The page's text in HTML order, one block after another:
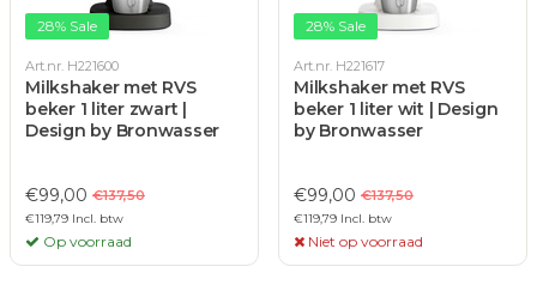
28% Sale
Art.nr. H221600
Milkshaker met RVS
beker 1 liter zwart |
Design by Bronwasser
€99,00 €137,50
€119,79 Incl. btw
Op voorraad
28% Sale
Art.nr. H221617
Milkshaker met RVS
beker 1 liter wit | Design
by Bronwasser
€99,00 €137,50
€119,79 Incl. btw
Niet op voorraad